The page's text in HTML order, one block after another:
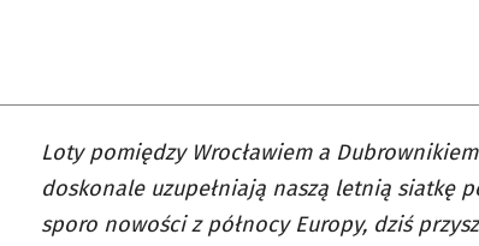
Loty pomiędzy Wrocławiem a
doskonale uzupełniają naszą letnią siatkę
sporo nowości z północy Europy, dziś